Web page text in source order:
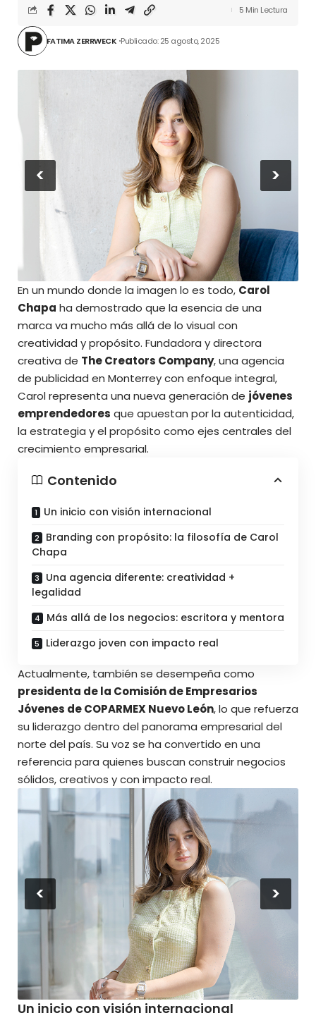
FATIMA ZERRWECK Publicado: 25 agosto, 2025
5 Min Lectura
< >
En un mundo donde la imagen lo es todo, Carol
Chapa ha demostrado que la esencia de una
marca va mucho más allá de lo visual con
creatividad y propósito. Fundadora y directora
creativa de The Creators Company, una agencia
de publicidad en Monterrey con enfoque integral,
Carol representa una nueva generación de jóvenes
emprendedores que apuestan por la autenticidad,
la estrategia y el propósito como ejes centrales del
crecimiento empresarial.
Contenido
Un inicio con visión internacional
Branding con propósito: la filosofía de Carol
Chapa
Una agencia diferente: creatividad +
legalidad
Más allá de los negocios: escritora y mentora
Liderazgo joven con impacto real
Actualmente, también se desempeña como
presidenta de la Comisión de Empresarios
Jóvenes de COPARMEX Nuevo León, lo que refuerza
su liderazgo dentro del panorama empresarial del
norte del país. Su voz se ha convertido en una
referencia para quienes buscan construir negocios
sólidos, creativos y con impacto real.
< >
Un inicio con visión internacional